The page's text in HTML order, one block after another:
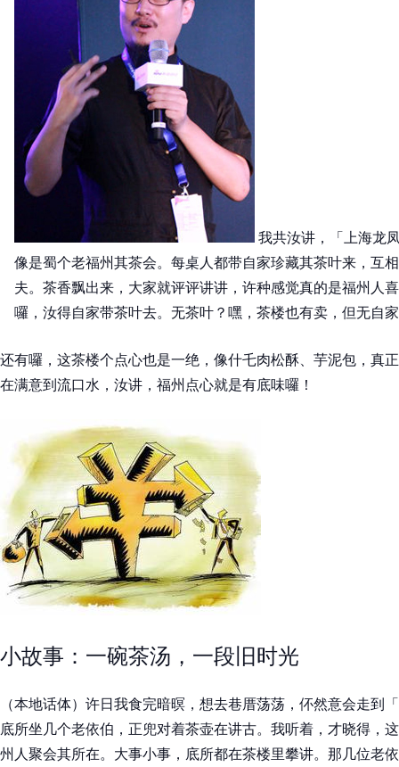
我共汝讲，「上海龙
像是蜀个老福州其茶会。每桌人都带自家珍藏其茶叶来，互
夫。茶香飘出来，大家就评评讲讲，许种感觉真的是福州人
囉，汝得自家带茶叶去。无茶叶？嘿，茶楼也有卖，但无自
还有囉，这茶楼个点心也是一绝，像什乇肉松酥、芋泥包，真
在满意到流口水，汝讲，福州点心就是有底味囉！
小故事：一碗茶汤，一段旧时光
（本地话体）许日我食完暗暝，想去巷厝荡荡，伓然意会走到
底所坐几个老依伯，正兜对着茶壶在讲古。我听着，才晓得，
州人聚会其所在。大事小事，底所都在茶楼里攀讲。那几位老